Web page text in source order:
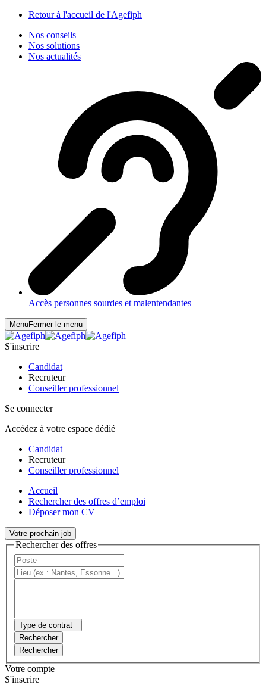
Retour à l'accueil de l'Agefiph
Nos conseils
Nos solutions
Nos actualités
Accès personnes sourdes et malentendantes
MenuFermer le menu
S'inscrire
Candidat
Recruteur
Conseiller professionnel
Se connecter
Accédez à votre espace dédié
Candidat
Recruteur
Conseiller professionnel
Accueil
Rechercher des offres d’emploi
Déposer mon CV
Votre prochain job
Rechercher des offres
Type de contrat
Rechercher
Rechercher
Votre compte
S'inscrire